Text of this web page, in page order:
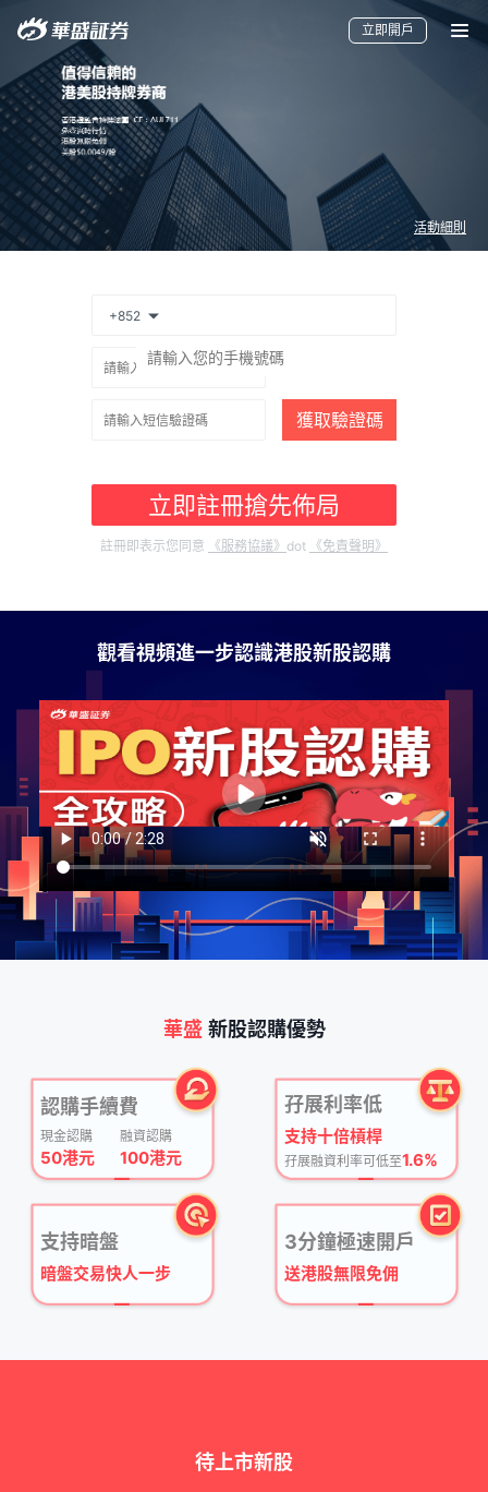
華盛APls
低時延極速交易系統
關於我們
媒體報導
立即開戶
+852
獲取驗證碼
立即註冊搶先佈局
註冊即表示您同意 《服務協議》 dot 《免責聲明》
活動細則
觀看視頻進一步認識港股新股認購
華盛 新股認購優勢
認購手續費
現金認購
50港元
融資認購
100港元
孖展利率低
支持十倍槓桿
孖展融資利率可低至1.6%
支持暗盤
暗盤交易快人一步
3分鐘極速開戶
送港股無限免佣
待上市新股